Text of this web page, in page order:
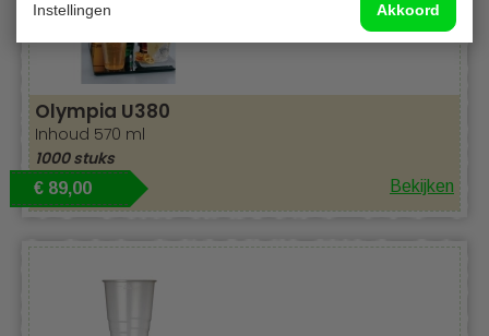
Instellingen Akkoord
Olympia U380
Inhoud 570 ml
1000 stuks
€ 89,00 Bekijken
Recyclebaar